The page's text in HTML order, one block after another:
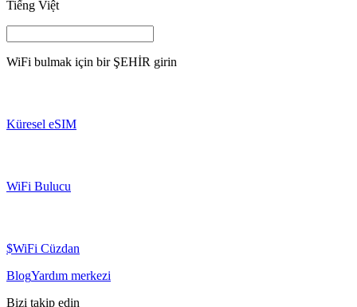
Tiếng Việt
WiFi bulmak için bir ŞEHİR girin
Küresel eSIM
WiFi Bulucu
$WiFi Cüzdan
BlogYardım merkezi
Bizi takip edin